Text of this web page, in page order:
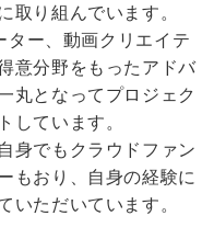
取り組んでいます。
ター、動画クリエイテ
意分野をもったアドバ
丸となってプロジェク
しています。
身でもクラウドファン
もおり、自身の経験に
いただいています。